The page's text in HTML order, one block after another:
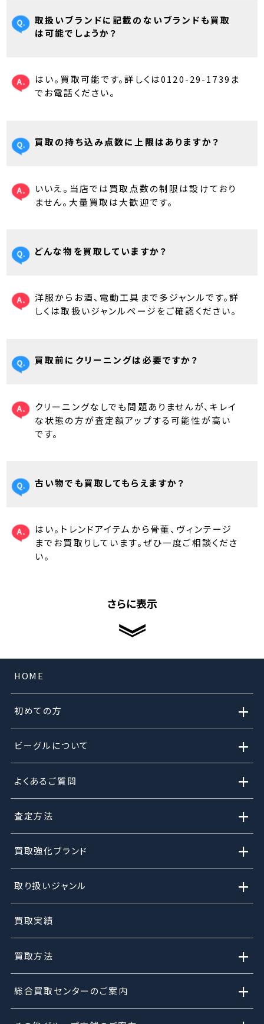
取扱いブランドに記載のないブランドも買取
は可能でしょうか？
はい。買取可能です。詳しくは0120-29-1739ま
でお電話ください。
買取の持ち込み点数に上限はありますか？
いいえ。当店では買取点数の制限は設けており
ません。大量買取は大歓迎です。
どんな物を買取していますか？
洋服からお酒、電動工具まで多ジャンルです。詳
しくは取扱いジャンルページをご確認ください。
買取前にクリーニングは必要ですか？
クリーニングなしでも問題ありませんが、キレイ
な状態の方が査定額アップする可能性が高い
です。
古い物でも買取してもらえますか？
はい。トレンドアイテムから骨董、ヴィンテージ
までお買取りしています。ぜひ一度ご相談くださ
い。
さらに表示
HOME
初めての方 +
ビーグルについて +
よくあるご質問 +
査定方法 +
買取強化ブランド +
取り扱いジャンル +
買取実績
買取方法 +
総合買取センターのご案内 +